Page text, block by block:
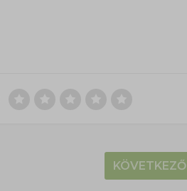
KÖVETKEZŐ